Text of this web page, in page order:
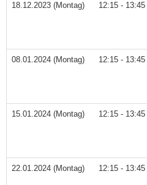
18.12.2023 (Montag) 12:15 - 13:45
08.01.2024 (Montag) 12:15 - 13:45
15.01.2024 (Montag) 12:15 - 13:45
22.01.2024 (Montag) 12:15 - 13:45